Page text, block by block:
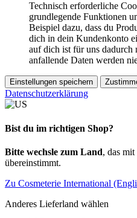
Technisch erforderliche
grundlegende Funktionen
Beispiel dazu, dass du
dich in dein Kundenkonto
auf dich ist für uns
anfallende Daten werden
Einstellungen speichern
Datenschutzerklärung
Bist du im richtigen Shop?
Bitte wechsle zum Land, das
übereinstimmt.
Zu Cosmeterie International
Anderes Lieferland wählen